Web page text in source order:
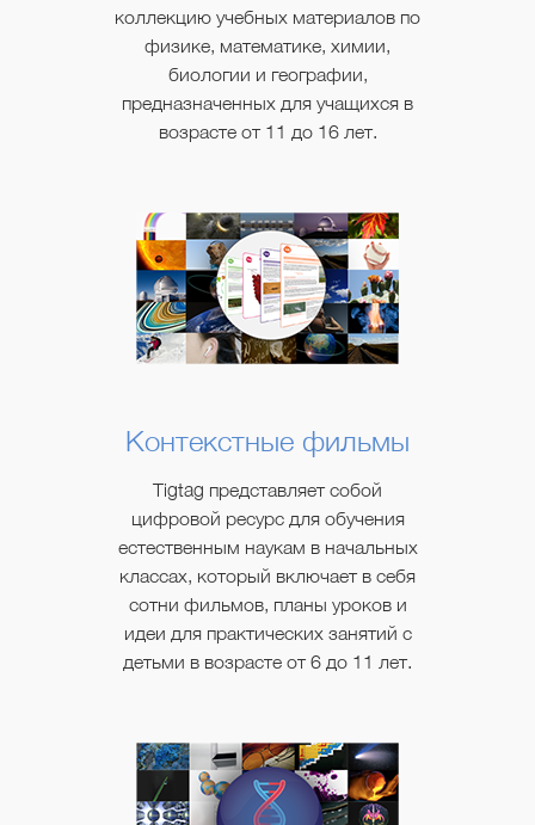
коллекцию учебных материалов по
физике, математике, химии,
биологии и географии,
предназначенных для учащихся в
возрасте от 11 до 16 лет.
Контекстные фильмы
Tigtag представляет собой
цифровой ресурс для обучения
естественным наукам в начальных
классах, который включает в себя
сотни фильмов, планы уроков и
идеи для практических занятий с
детьми в возрасте от 6 до 11 лет.